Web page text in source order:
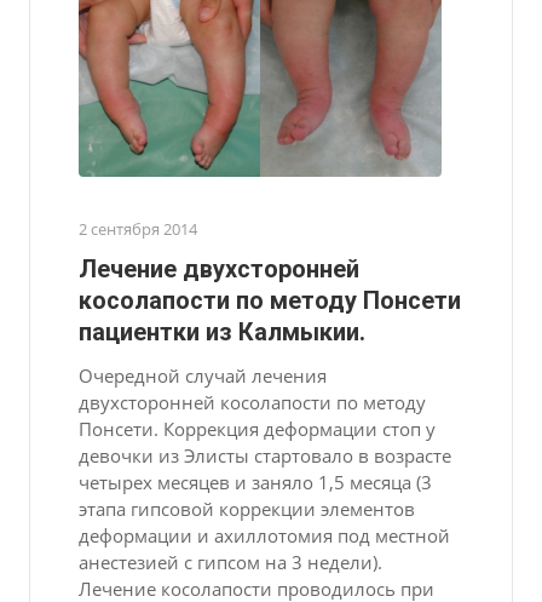
2 сентября 2014
Лечение двухсторонней
косолапости по методу Понсети
пациентки из Калмыкии.
Очередной случай лечения
двухсторонней косолапости по методу
Понсети. Коррекция деформации стоп у
девочки из Элисты стартовало в возрасте
четырех месяцев и заняло 1,5 месяца (3
этапа гипсовой коррекции элементов
деформации и ахиллотомия под местной
анестезией с гипсом на 3 недели).
Лечение косолапости проводилось при